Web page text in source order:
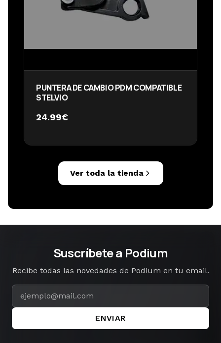
PUNTERA DE CAMBIO PDM COMPATIBLE
STELVIO
24.99€
Ver toda la tienda
Suscríbete a Podium
Recibe todas las novedades de Podium en tu email.
ENVIAR